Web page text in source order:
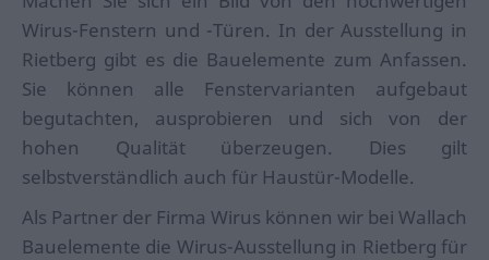
Wirus-Fenstern und -Türen. In der Ausstellung in
Rietberg gibt es die Bauelemente zum Anfassen.
Sie können alle Fenstervarianten aufgebaut
begutachten, ausprobieren und sich von der
hohen Qualität überzeugen. Dies gilt
selbstverständlich auch für Haustür-Modelle.
Als Partner der Firma Wirus können wir bei Wallach
Bauelemente die Wirus-Ausstellung in Rietberg für